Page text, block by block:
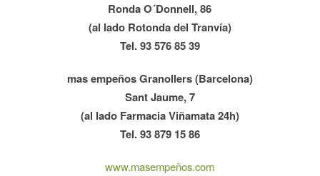
Ronda O´Donnell, 86
(al lado Rotonda del Tranvía)
Tel. 93 576 85 39
mas empeños Granollers (Barcelona)
Sant Jaume, 7
(al lado Farmacia Viñamata 24h)
Tel. 93 879 15 86
www.masempeños.com